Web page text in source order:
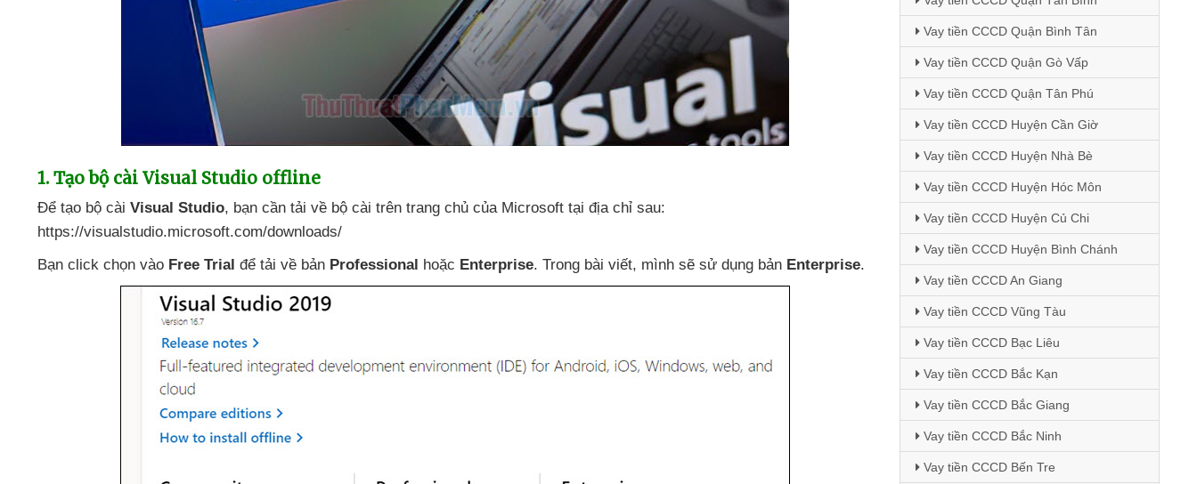
1. Tạo bộ cài Visual Studio offline
Để tạo bộ cài Visual Studio, bạn cần tải về bộ cài trên trang chủ của Microsoft tại địa chỉ sau:
https://visualstudio.microsoft.com/downloads/
Bạn click chọn vào Free Trial để tải về bản Professional hoặc Enterprise. Trong bài viết, mình sẽ sử dụng bản Enterprise.
Vay tiền CCCD Quận Bình Tân
Vay tiền CCCD Quận Gò Vấp
Vay tiền CCCD Quận Tân Phú
Vay tiền CCCD Huyện Cần Giờ
Vay tiền CCCD Huyện Nhà Bè
Vay tiền CCCD Huyện Hóc Môn
Vay tiền CCCD Huyện Củ Chi
Vay tiền CCCD Huyện Bình Chánh
Vay tiền CCCD An Giang
Vay tiền CCCD Vũng Tàu
Vay tiền CCCD Bạc Liêu
Vay tiền CCCD Bắc Kạn
Vay tiền CCCD Bắc Giang
Vay tiền CCCD Bắc Ninh
Vay tiền CCCD Bến Tre